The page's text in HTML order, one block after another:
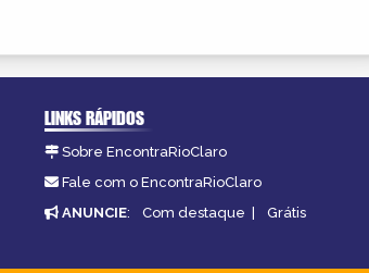
LINKS RÁPIDOS
Sobre EncontraRioClaro
Fale com o EncontraRioClaro
ANUNCIE: Com destaque | Grátis